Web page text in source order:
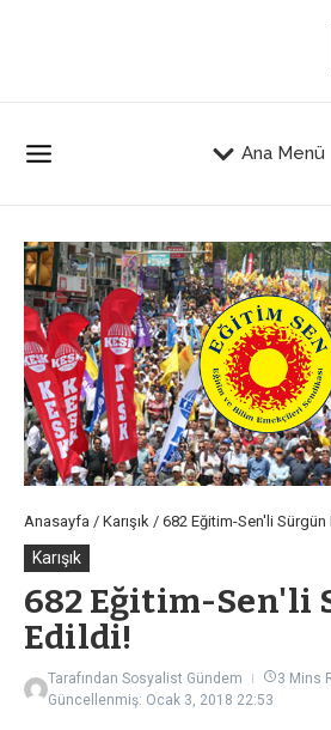
Ana Menü
Anasayfa / Karışık / 682 Eğitim-Sen'li Sürgün
Karışık
682 Eğitim-Sen'li
Edildi!
Tarafından Sosyalist Gündem
3 Mins
Güncellenmiş: Ocak 3, 2018 22:53